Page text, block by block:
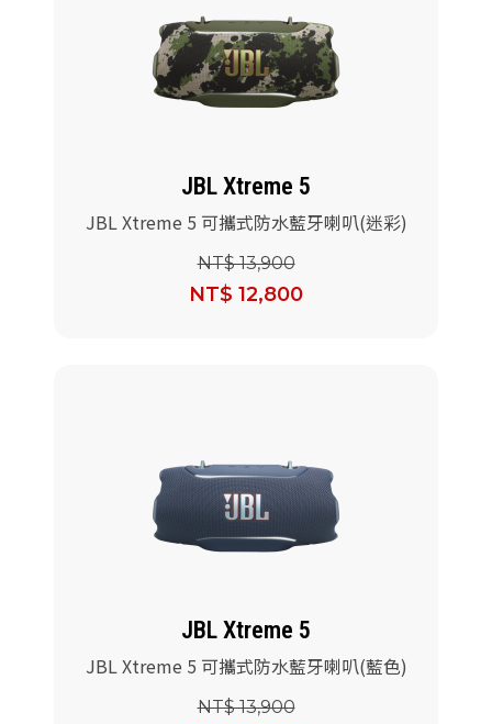
JBL Xtreme 5
JBL Xtreme 5 可攜式防水藍牙喇叭(迷彩)
NT$ 13,900
NT$ 12,800
JBL Xtreme 5
JBL Xtreme 5 可攜式防水藍牙喇叭(藍色)
NT$ 13,900